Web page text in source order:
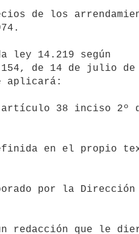
de 14 de julio de
aplicará: